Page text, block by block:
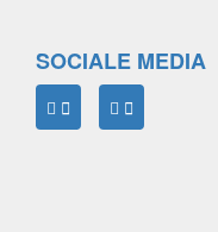
SOCIALE MEDIA